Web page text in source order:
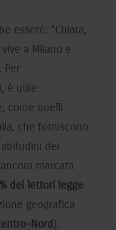
essere: "Chiara,
a Milano e
Per
è utile
come quelli
che forniscono
dei
marcata
dei lettori legge
geografica
Nord).